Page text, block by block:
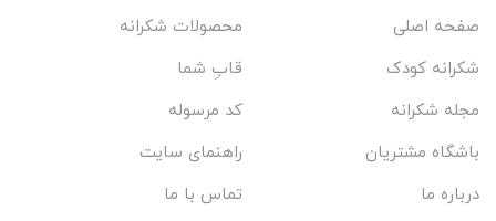
صفحه اصلی
محصولات شکرانه
شکرانه کودک
قابِ شما
مجله شکرانه
کد مرسوله
باشگاه مشتریان
راهنمای سایت
درباره ما
تماس با ما